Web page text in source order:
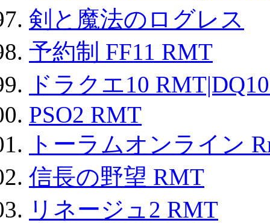
剣と魔法のログレス
予約制 FF11 RMT
ドラクエ10
PSO2 RMT
トーラムオンライン
信長の野望 RMT
リネージュ2 RMT